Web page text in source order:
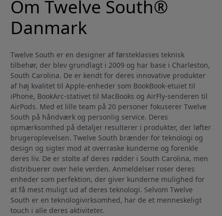
Om Twelve South®
Danmark
Twelve South er en designer af førsteklasses teknisk
tilbehør, der blev grundlagt i 2009 og har base i Charleston,
South Carolina. De er kendt for deres innovative produkter
af høj kvalitet til Apple-enheder som BookBook-etuiet til
iPhone, BookArc-stativet til MacBooks og AirFly-senderen til
AirPods. Med et lille team på 20 personer fokuserer Twelve
South på håndværk og personlig service. Deres
opmærksomhed på detaljer resulterer i produkter, der løfter
brugeroplevelsen. Twelve South brænder for teknologi og
design og sigter mod at overraske kunderne og forenkle
deres liv. De er stolte af deres rødder i South Carolina, men
distribuerer over hele verden. Anmeldelser roser deres
enheder som perfektion, der giver kunderne mulighed for
at få mest muligt ud af deres teknologi. Selvom Twelve
South er en teknologivirksomhed, har de et menneskeligt
touch i alle deres aktiviteter.